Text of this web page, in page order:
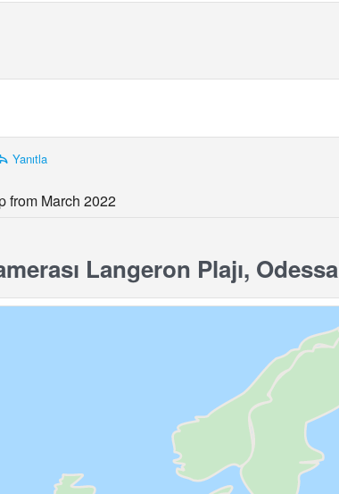
Yanıtla
from March 2022
Langeron Plajı, Odessa